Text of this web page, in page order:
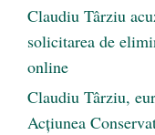
Claudiu Târziu
solicitarea de
online
Claudiu Târziu,
Acțiunea